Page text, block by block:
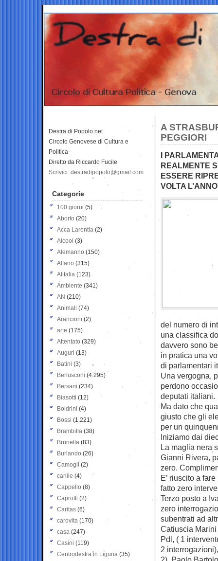
A
PEGGIORI
I
REALMENTE
ESSERE
VOLTA
del numero di
una classifica
davvero sono
in pratica una
di parlamentari
Una vergogna,
perdono
deputati italiani.
Ma dato che
giusto che gli
per un
Iniziamo dai
La maglia nera
Gianni Rivera,
zero.
E’ riuscito a
fatto zero
Terzo posto a
zero
subentrati ad
Catiuscia
Pdl, ( 1
2
Destra di Popolo.net
Circolo Genovese di Cultura e
Politica
Diretto da Riccardo Fucile
Scrivici: destradipopolo@gmail.com
Categorie
100 giorni (5)
Aborto (20)
Acca Larentia (2)
Alcool (3)
Alemanno (150)
Alfano (315)
Alitalia (123)
Ambiente (341)
AN (210)
Animali (74)
Arancioni (2)
arte (175)
Attentato (329)
Auguri (13)
Batini (3)
Berlusconi (4.295)
Bersani (234)
Biasotti (12)
Boldrini (4)
Bossi (1.221)
Brambilla (38)
Brunetta (83)
Burlando (26)
Camogli (2)
canile (4)
Cappello (8)
Caprotti (2)
Caritas (6)
carovita (170)
casa (247)
Casini (119)
Centrodestra in Liguria (35)